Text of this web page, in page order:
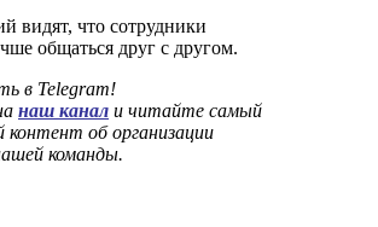
видят, что сотрудники
общаться друг с другом.
в Telegram!
наш канал и читайте самый
контент об организации
команды.